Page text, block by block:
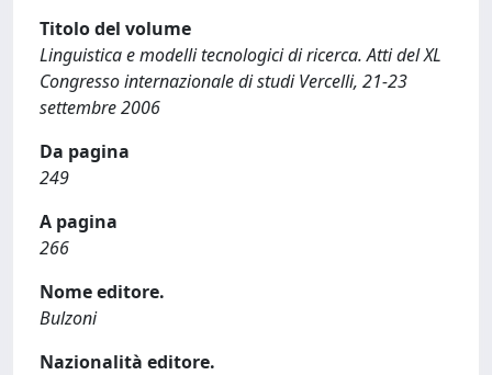
Titolo del volume
Linguistica e modelli tecnologici di ricerca. Atti del XL
Congresso internazionale di studi Vercelli, 21-23
settembre 2006
Da pagina
249
A pagina
266
Nome editore.
Bulzoni
Nazionalità editore.